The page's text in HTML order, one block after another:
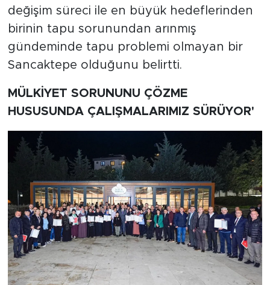
değişim süreci ile en büyük hedeflerinden
birinin tapu sorunundan arınmış
gündeminde tapu problemi olmayan bir
Sancaktepe olduğunu belirtti.
MÜLKİYET SORUNUNU ÇÖZME
HUSUSUNDA ÇALIŞMALARIMIZ SÜRÜYOR'